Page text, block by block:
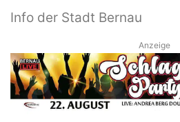
Info der Stadt Bernau
Anzeige